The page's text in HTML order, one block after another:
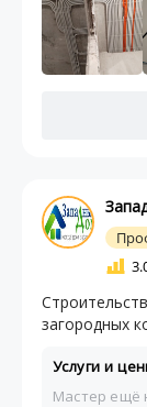
загородных
Услуги и
Мастер ещё